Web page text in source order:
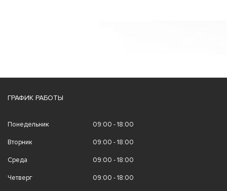
ГРАФИК РАБОТЫ
Понедельник 09:00 - 18:00
Вторник 09:00 - 18:00
Среда 09:00 - 18:00
Четверг 09:00 - 18:00